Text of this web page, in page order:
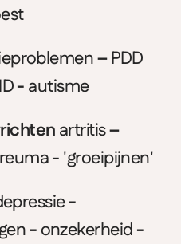
– PDD
- autisme
artritis –
- 'groeipijnen'
- onzekerheid -